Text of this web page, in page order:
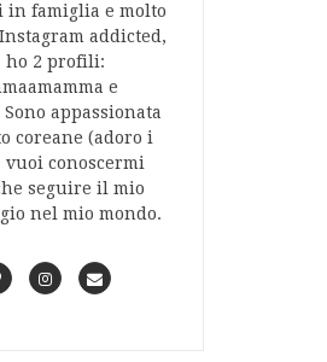
in famiglia e molto
addicted,
ho 2 profili:
e
appassionata
coreane (adoro i
vuoi conoscermi
seguire il mio
nel mio mondo.
P
I
C